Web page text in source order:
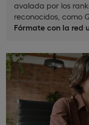
avalada por los
reconocidos, como
Fórmate con la red